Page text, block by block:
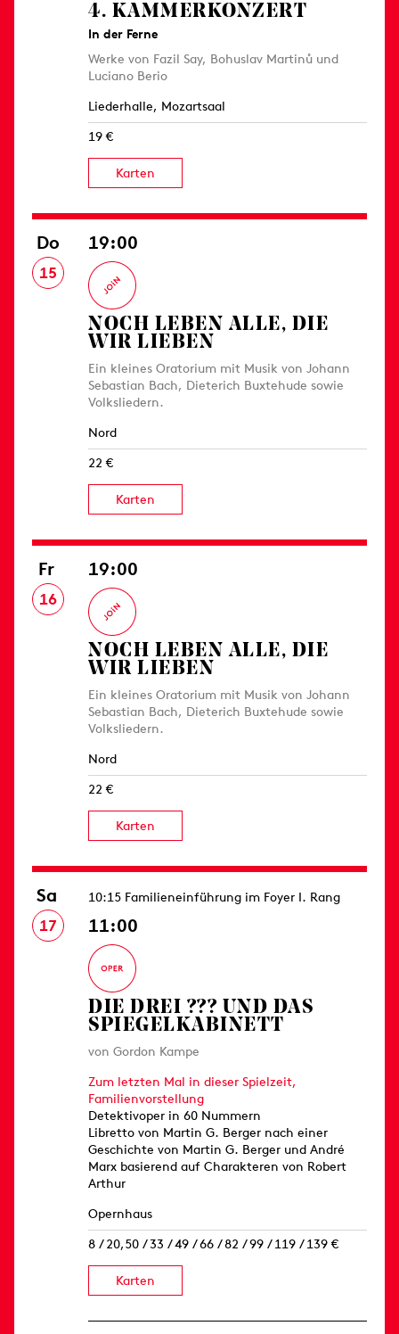
4. KAMMER­KONZERT
In der Ferne
Werke von Fazil Say, Bohuslav Martinů und
Luciano Berio
Liederhalle, Mozartsaal
19 €
Karten
Do
15
19:00
NOCH LEBEN ALLE, DIE
WIR LIEBEN
Ein kleines Oratorium mit Musik von Johann
Sebastian Bach, Dieterich Buxtehude sowie
Volksliedern.
Nord
22 €
Karten
Fr
16
19:00
NOCH LEBEN ALLE, DIE
WIR LIEBEN
Ein kleines Oratorium mit Musik von Johann
Sebastian Bach, Dieterich Buxtehude sowie
Volksliedern.
Nord
22 €
Karten
Sa
17
10:15 Familieneinführung im Foyer I. Rang
11:00
DIE DREI ??? UND DAS
SPIEGELKABINETT
von Gordon Kampe
Zum letzten Mal in dieser Spielzeit,
Familienvorstellung
Detektivoper in 60 Nummern
Libretto von Martin G. Berger nach einer
Geschichte von Martin G. Berger und André
Marx basierend auf Charakteren von Robert
Arthur
Opernhaus
8 / 20,50 / 33 / 49 / 66 / 82 / 99 / 119 / 139 €
Karten